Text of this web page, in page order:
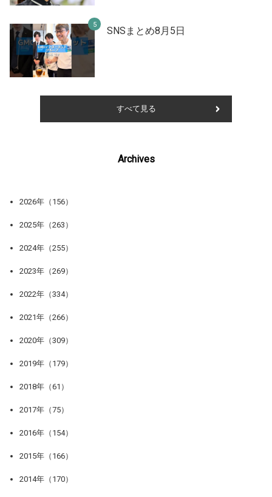
SNSまとめ8月5日
すべて見る
Archives
2026年（156）
2025年（263）
2024年（255）
2023年（269）
2022年（334）
2021年（266）
2020年（309）
2019年（179）
2018年（61）
2017年（75）
2016年（154）
2015年（166）
2014年（170）